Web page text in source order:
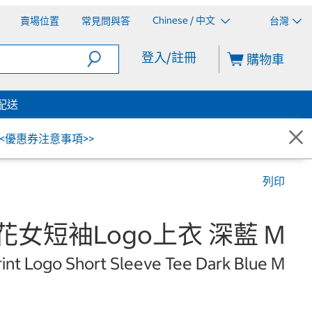
賣場位置 常見問與答 Chinese / 中文 台灣
登入/註冊 購物車
送
優惠券注意事項>>
列印
女短袖Logo上衣 深藍 M
Logo Short Sleeve Tee Dark Blue M